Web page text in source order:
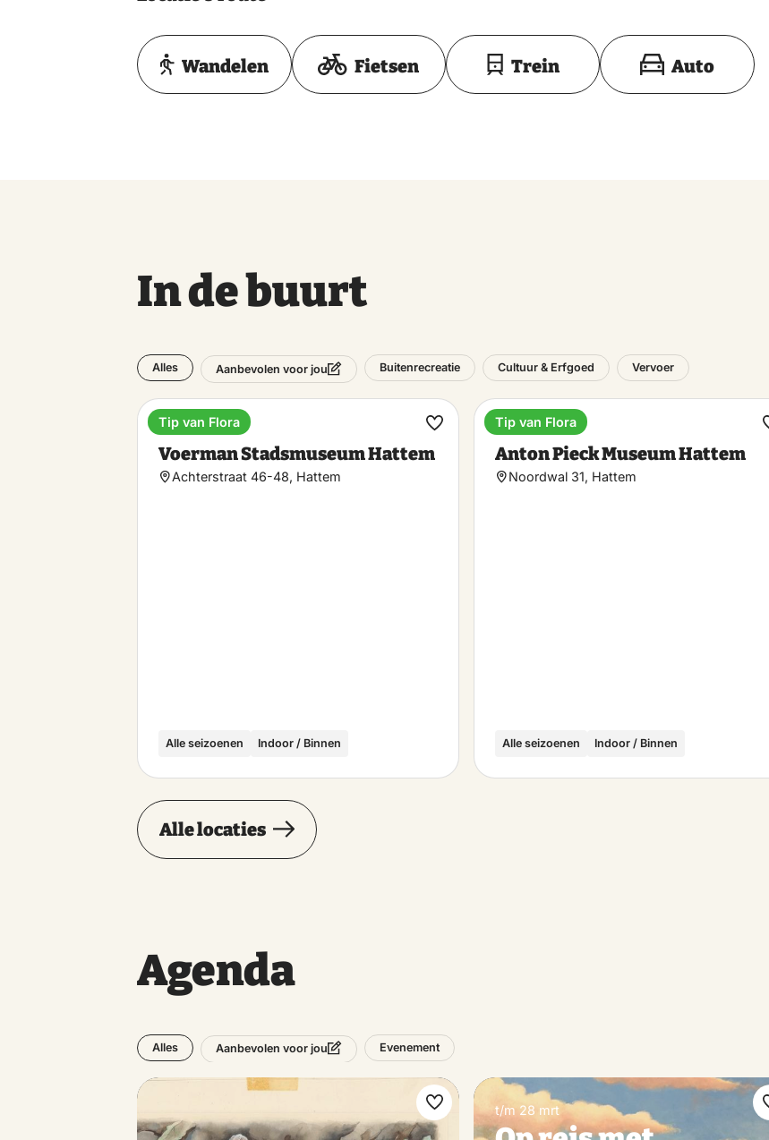
Toon op kaart
Wandelen Fietsen Trein Auto
In de buurt
Alles Aanbevolen voor jou Buitenrecreatie Cultuur & Erfgoed Vervoer
Museum
Voerman Stadsmuseum Hattem
Achterstraat 46-48, Hattem
Alle seizoenen Indoor / Binnen
Tip van Flora
Maak
favoriet
Museum
Anton Pieck Museum Hattem
Noordwal 31, Hattem
Alle seizoenen Indoor / Binnen
Tip van Flora
Alle locaties
Agenda
Alles Aanbevolen voor jou Evenement
Maak
t/m 28 mrt